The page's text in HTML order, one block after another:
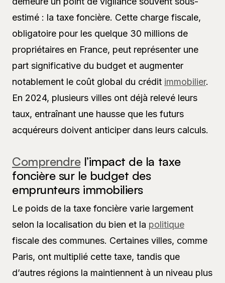
estimé : la taxe foncière. Cette charge fiscale,
obligatoire pour les quelque 30 millions de
propriétaires en France, peut représenter une
part significative du budget et augmenter
notablement le coût global du crédit immobilier.
En 2024, plusieurs villes ont déjà relevé leurs
taux, entraînant une hausse que les futurs
acquéreurs doivent anticiper dans leurs calculs.
Comprendrel’impact de la taxe
foncière sur le budget des
emprunteurs immobiliers
Le poids de la taxe foncière varie largement
selon la localisation du bien et la politique
fiscale des communes. Certaines villes, comme
Paris, ont multiplié cette taxe, tandis que
d’autres régions la maintiennent à un niveau plus